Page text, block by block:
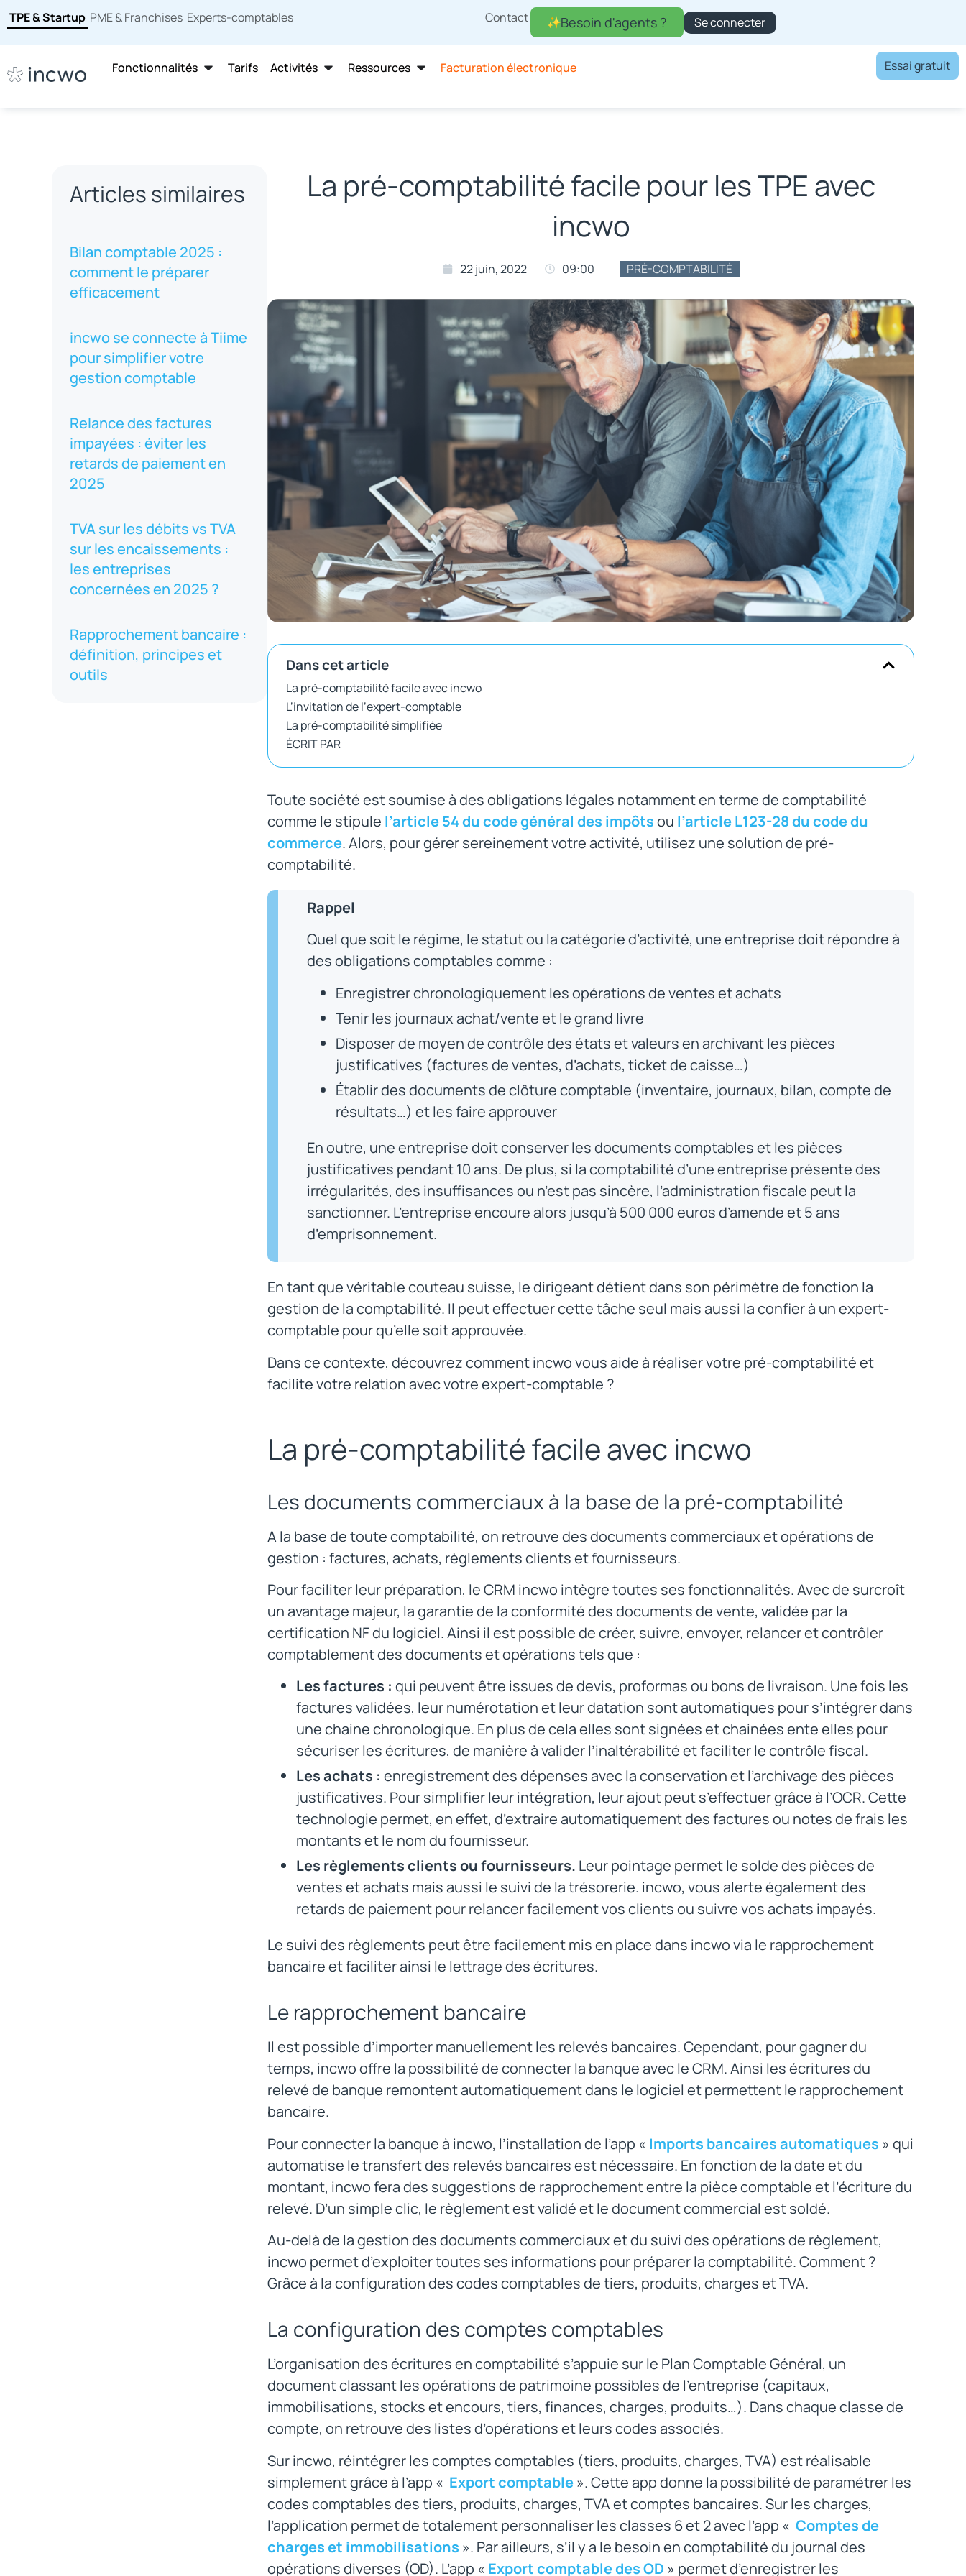
TPE & Startup PME & Franchises Experts-comptables Contact Se connecter
Besoin d'agents ?
Fonctionnalités Tarifs Activités Ressources Facturation électronique Essai gratuit
Articles similaires
Bilan comptable 2025 :
comment le préparer
efficacement
incwo se connecte à Tiime
pour simplifier votre
gestion comptable
Relance des factures
impayées : éviter les
retards de paiement en
2025
TVA sur les débits vs TVA
sur les encaissements :
les entreprises
concernées en 2025 ?
Rapprochement bancaire :
définition, principes et
outils
La pré-comptabilité facile pour les TPE avec
incwo
22 juin, 2022 09:00 PRÉ-COMPTABILITÉ
Dans cet article
La pré-comptabilité facile avec incwo
L’invitation de l’expert-comptable
La pré-comptabilité simplifiée
ÉCRIT PAR
Toute société est soumise à des obligations légales notamment en terme de comptabilité
comme le stipule l’article 54 du code général des impôtsou l’article L123-28 du code du
commerce. Alors, pour gérer sereinement votre activité, utilisez une solution de pré-
comptabilité.
Rappel
Quel que soit le régime, le statut ou la catégorie d’activité, une entreprise doit répondre à
des obligations comptables comme :
Enregistrer chronologiquement les opérations de ventes et achats
Tenir les journaux achat/vente et le grand livre
Disposer de moyen de contrôle des états et valeurs en archivant les pièces
justificatives (factures de ventes, d’achats, ticket de caisse…)
Établir des documents de clôture comptable (inventaire, journaux, bilan, compte de
résultats…) et les faire approuver
En outre, une entreprise doit conserver les documents comptables et les pièces
justificatives pendant 10 ans. De plus, si la comptabilité d’une entreprise présente des
irrégularités, des insuffisances ou n’est pas sincère, l’administration fiscale peut la
sanctionner. L’entreprise encoure alors jusqu’à 500 000 euros d’amende et 5 ans
d’emprisonnement.
En tant que véritable couteau suisse, le dirigeant détient dans son périmètre de fonction la
gestion de la comptabilité. Il peut effectuer cette tâche seul mais aussi la confier à un expert-
comptable pour qu’elle soit approuvée.
Dans ce contexte, découvrez comment incwo vous aide à réaliser votre pré-comptabilité et
facilite votre relation avec votre expert-comptable ?
La pré-comptabilité facile avec incwo
Les documents commerciaux à la base de la pré-comptabilité
A la base de toute comptabilité, on retrouve des documents commerciaux et opérations de
gestion : factures, achats, règlements clients et fournisseurs.
Pour faciliter leur préparation, le CRM incwo intègre toutes ses fonctionnalités. Avec de surcroît
un avantage majeur, la garantie de la conformité des documents de vente, validée par la
certification NF du logiciel. Ainsi il est possible de créer, suivre, envoyer, relancer et contrôler
comptablement des documents et opérations tels que :
Les factures : qui peuvent être issues de devis, proformas ou bons de livraison. Une fois les
factures validées, leur numérotation et leur datation sont automatiques pour s’intégrer dans
une chaine chronologique. En plus de cela elles sont signées et chainées ente elles pour
sécuriser les écritures, de manière à valider l’inaltérabilité et faciliter le contrôle fiscal.
Les achats : enregistrement des dépenses avec la conservation et l’archivage des pièces
justificatives. Pour simplifier leur intégration, leur ajout peut s’effectuer grâce à l’OCR. Cette
technologie permet, en effet, d’extraire automatiquement des factures ou notes de frais les
montants et le nom du fournisseur.
Les règlements clients ou fournisseurs. Leur pointage permet le solde des pièces de
ventes et achats mais aussi le suivi de la trésorerie. incwo, vous alerte également des
retards de paiement pour relancer facilement vos clients ou suivre vos achats impayés.
Le suivi des règlements peut être facilement mis en place dans incwo via le rapprochement
bancaire et faciliter ainsi le lettrage des écritures.
Le rapprochement bancaire
Il est possible d’importer manuellement les relevés bancaires. Cependant, pour gagner du
temps, incwo offre la possibilité de connecter la banque avec le CRM. Ainsi les écritures du
relevé de banque remontent automatiquement dans le logiciel et permettent le rapprochement
bancaire.
Pour connecter la banque à incwo, l’installation de l’app « Imports bancaires automatiques » qui
automatise le transfert des relevés bancaires est nécessaire. En fonction de la date et du
montant, incwo fera des suggestions de rapprochement entre la pièce comptable et l’écriture du
relevé. D’un simple clic, le règlement est validé et le document commercial est soldé.
Au-delà de la gestion des documents commerciaux et du suivi des opérations de règlement,
incwo permet d’exploiter toutes ses informations pour préparer la comptabilité. Comment ?
Grâce à la configuration des codes comptables de tiers, produits, charges et TVA.
La configuration des comptes comptables
L’organisation des écritures en comptabilité s’appuie sur le Plan Comptable Général, un
document classant les opérations de patrimoine possibles de l’entreprise (capitaux,
immobilisations, stocks et encours, tiers, finances, charges, produits…). Dans chaque classe de
compte, on retrouve des listes d’opérations et leurs codes associés.
Sur incwo, réintégrer les comptes comptables (tiers, produits, charges, TVA) est réalisable
simplement grâce à l’app « Export comptable». Cette app donne la possibilité de paramétrer les
codes comptables des tiers, produits, charges, TVA et comptes bancaires. Sur les charges,
l’application permet de totalement personnaliser les classes 6 et 2 avec l’app « Comptes de
charges et immobilisations ». Par ailleurs, s’il y a le besoin en comptabilité du journal des
opérations diverses (OD). L’app « Export comptable des OD » permet d’enregistrer les